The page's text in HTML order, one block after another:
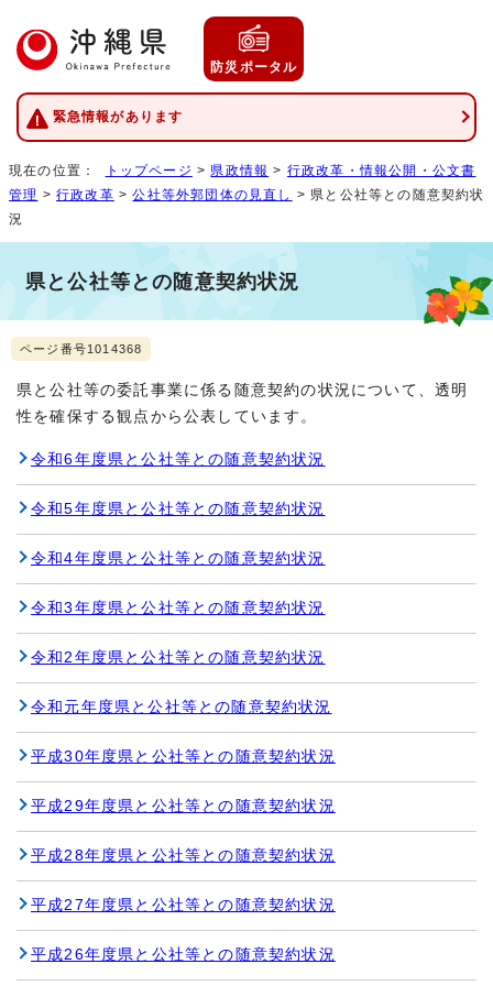
防災ポータル
緊急情報があります
現在の位置： トップページ > 県政情報 > 行政改革・情報公開・公文書
管理 >行政改革 >公社等外郭団体の見直し > 県と公社等との随意契約状
況
県と公社等との随意契約状況
ページ番号1014368
県と公社等の委託事業に係る随意契約の状況について、透明
性を確保する観点から公表しています。
令和6年度県と公社等との随意契約状況
令和5年度県と公社等との随意契約状況
令和4年度県と公社等との随意契約状況
令和3年度県と公社等との随意契約状況
令和2年度県と公社等との随意契約状況
令和元年度県と公社等との随意契約状況
平成30年度県と公社等との随意契約状況
平成29年度県と公社等との随意契約状況
平成28年度県と公社等との随意契約状況
平成27年度県と公社等との随意契約状況
平成26年度県と公社等との随意契約状況